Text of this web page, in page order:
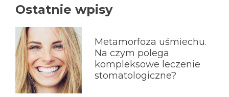
Ostatnie wpisy
Metamorfoza uśmiechu.
Na czym polega
kompleksowe leczenie
stomatologiczne?